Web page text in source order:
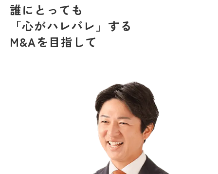
誰にとっても
「心がハレバレ」する
M&Aを目指して